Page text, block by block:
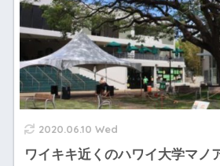
2020.06.10 Wed
ワイキキ近くのハワイ大学マノ